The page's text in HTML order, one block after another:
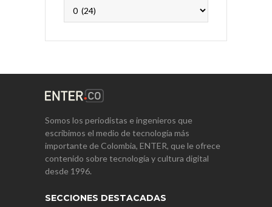
Somos los periodistas e ingenieros que
escribimos el medio de tecnología más
importante de Colombia, ENTER, que le ofrece
contenido sobre tecnología y cultura digital
desde 1996.
SECCIONES DESTACADAS